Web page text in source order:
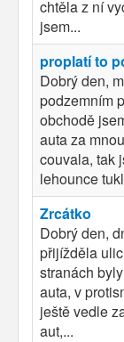
chtěla z ní
jsem...
proplatí to
Dobrý den,
podzemním
obchodě
auta za
couvala, tak
lehounce
Zrcátko
Dobrý den,
přijížděla
stranách
auta, v
ještě vedle
aut,...